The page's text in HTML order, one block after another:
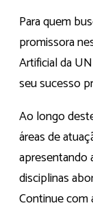
Para quem
promissora
Artificial da
seu sucesso
Ao longo
áreas de
apresentando
disciplinas
Continue com